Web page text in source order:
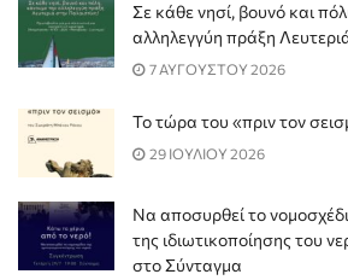
Σε κάθε νησί, βουνό και
αλληλεγγύη πράξη
7 ΑΥΓΟΥΣΤΟΥ 2026
Το τώρα του «πριν τον
29 ΙΟΥΛΙΟΥ 2026
Να αποσυρθεί το
της ιδιωτικοποίησης του
στο Σύνταγμα